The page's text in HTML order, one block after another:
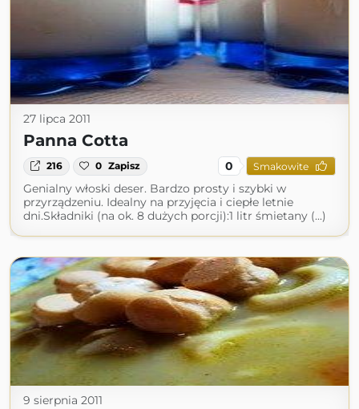
27 lipca 2011
Panna Cotta
216 0 Zapisz 0 Smakowite
Genialny włoski deser. Bardzo prosty i szybki w
przyrządzeniu. Idealny na przyjęcia i ciepłe letnie
dni.Składniki (na ok. 8 dużych porcji):1 litr śmietany (...)
9 sierpnia 2011